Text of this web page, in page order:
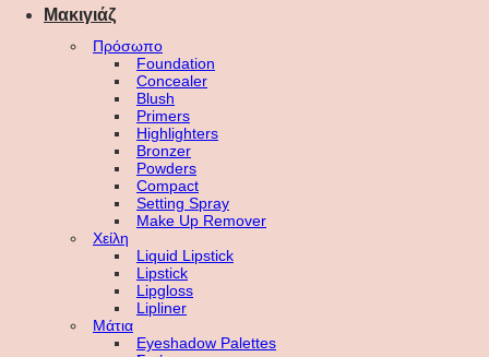
Μακιγιάζ
Πρόσωπο
Foundation
Concealer
Blush
Primers
Highlighters
Bronzer
Powders
Compact
Setting Spray
Make Up Remover
Χείλη
Liquid Lipstick
Lipstick
Lipgloss
Lipliner
Μάτια
Eyeshadow Palettes